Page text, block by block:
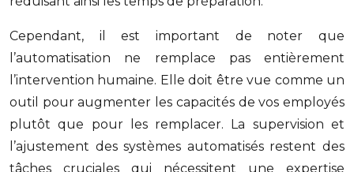
Cependant, il est important de noter que
l’automatisation ne remplace pas entièrement
l’intervention humaine. Elle doit être vue comme un
outil pour augmenter les capacités de vos employés
plutôt que pour les remplacer. La supervision et
l’ajustement des systèmes automatisés restent des
tâches cruciales qui nécessitent une expertise